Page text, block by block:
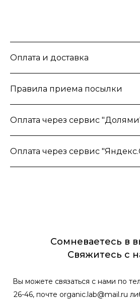
Оплата и доставка
Правила приема посылки
Оплата через сервис
Оплата через сервис
Сомневаетесь в
Свяжитесь с
Вы можете связаться с нами по
26-46, почте organic.lab@mail.ru